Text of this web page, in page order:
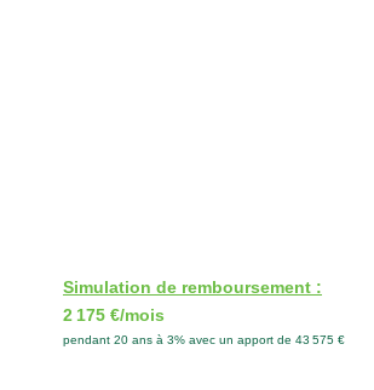
Simulation de remboursement :
2 175 €/mois
pendant 20 ans à 3% avec un apport de 43 575 €